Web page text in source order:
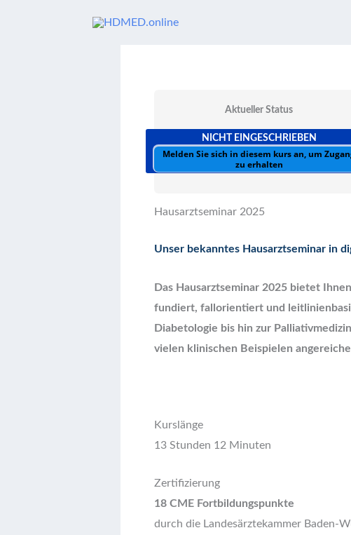
Aktueller Status
NICHT EINGESCHRIEBEN
Melden Sie sich in diesem kurs an, um
zu erhalten
Hausarztseminar 2025
Unser bekanntes Hausarztseminar in
Das Hausarztseminar 2025 bietet
fundiert, fallorientiert und
Diabetologie bis hin zur
vielen klinischen Beispielen
Kurslänge
13 Stunden 12 Minuten
Zertifizierung
18 CME Fortbildungspunkte
durch die Landesärztekammer Baden-